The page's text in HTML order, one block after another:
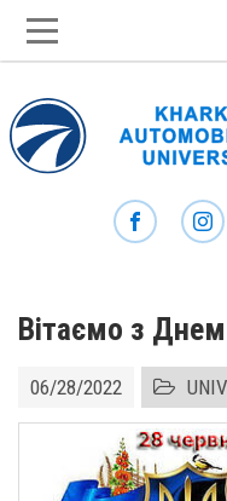
Вітаємо з Днем
06/28/2022